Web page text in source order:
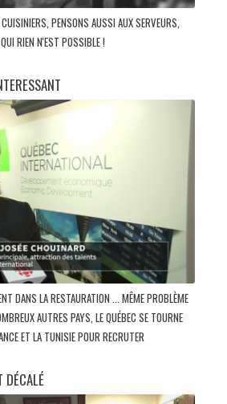
PENSONS AUSSI AUX SERVEURS,
RIEN N'EST POSSIBLE !
DANS LA RESTAURATION ... MÊME PROBLÈME
AUTRES PAYS, LE QUÉBEC SE TOURNE
ET LA TUNISIE POUR RECRUTER
DÉCALÉ